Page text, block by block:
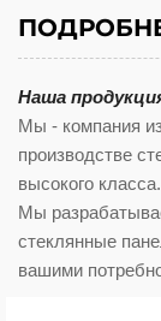
Наша
Мы - компания
производстве
высокого класса.
Мы
стеклянные
вашими